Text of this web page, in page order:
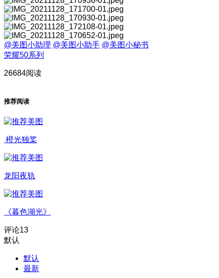
@美图小助理 @美图小助手 @美图小秘书
荣耀50系列
26684阅读
推荐阅读
橙光独桨
龙阳夜轨
《暮色湖光》
评论13
默认
默认
最新